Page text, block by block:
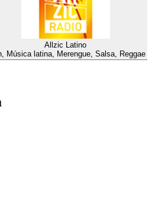
Allzic Latino
Música latina, Merengue, Salsa, Reggae